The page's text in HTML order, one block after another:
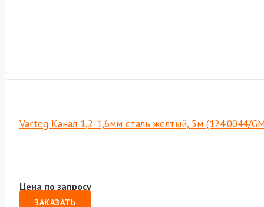
Varteg Канал 1,2-1,6мм сталь желтый, 5м (124.0044/
Цена по запросу
ЗАКАЗАТЬ